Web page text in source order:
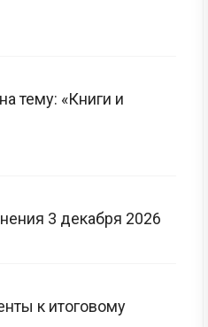
тему: «Книги и
3 декабря 2026
к итоговому